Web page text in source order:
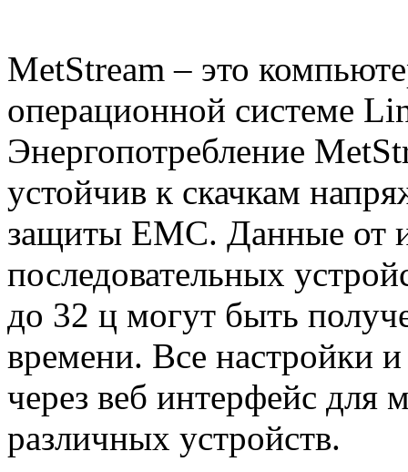
MetStream – это
операционной системе
Энергопотребление
устойчив к скачкам
защиты EMC. Данные от
последовательных
до 32 ц могут быть
времени. Все настройки
через веб интерфейс для
различных устройств.